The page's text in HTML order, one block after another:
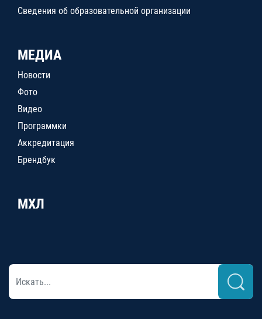
Сведения об образовательной организации
МЕДИА
Новости
Фото
Видео
Программки
Аккредитация
Брендбук
МХЛ